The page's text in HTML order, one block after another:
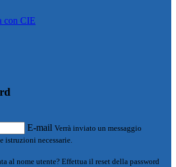
con CIE
E-mail Verrà inviato un messaggio
istruzioni necessarie.
al nome utente? Effettua il reset della password